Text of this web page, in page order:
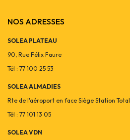
NOS ADRESSES
SOLEA PLATEAU
90, Rue Félix Faure
Tél : 77 100 25 53
SOLEA ALMADIES
Rte de l'aéroport en face Siège Station Total
Tél : 77 101 13 05
SOLEA VDN